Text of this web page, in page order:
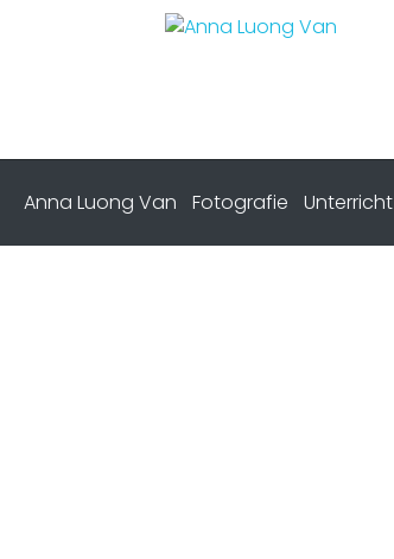
Anna Luong Van Fotografie Unterricht